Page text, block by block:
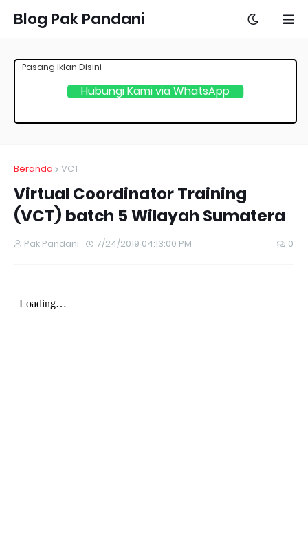
Blog Pak Pandani
Hubungi Kami via WhatsApp
Pasang Iklan Disini
Beranda VCT
Virtual Coordinator Training
(VCT) batch 5 Wilayah Sumatera
Pak Pandani 7/24/2019 04:13:00 PM 0